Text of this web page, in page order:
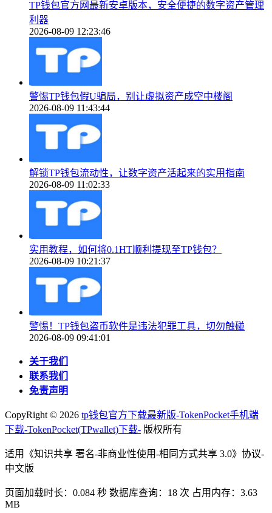
TP钱包官方网最新安卓版本，安全便捷的数字资产管理
利器
2026-08-09 12:23:46
警惕TP钱包假U骗局，别让虚拟资产成空中楼阁
2026-08-09 11:43:44
解锁TP钱包流动性，让数字资产活起来的实用指南
2026-08-09 11:02:33
实用教程，如何将0.1HT顺利提现至TP钱包？
2026-08-09 10:21:37
警惕！TP钱包盗币软件是违法犯罪工具，切勿触碰
2026-08-09 09:41:01
关于我们
联系我们
免责声明
CopyRight © 2026 tp钱包官方下载最新版-TokenPocket手机端
下载-TokenPocket(TPwallet)下载- 版权所有
适用《知识共享 署名-非商业性使用-相同方式共享 3.0》协议-
中文版
页面加载时长：0.084 秒 数据库查询：18 次 占用内存：3.63
MB